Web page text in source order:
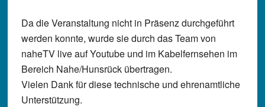
Da die Veranstaltung nicht in Präsenz durchgeführt
werden konnte, wurde sie durch das Team von
naheTV live auf Youtube und im Kabelfernsehen im
Bereich Nahe/Hunsrück übertragen.
Vielen Dank für diese technische und ehrenamtliche
Unterstützung.